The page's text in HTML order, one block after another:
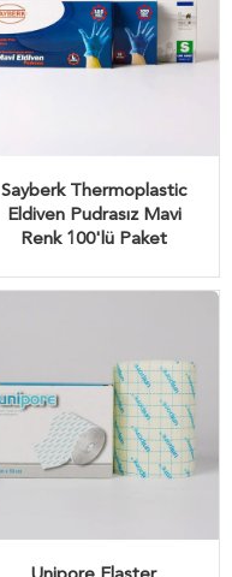
Sayberk Thermoplastic
Eldiven Pudrasız Mavi
Renk 100'lü Paket